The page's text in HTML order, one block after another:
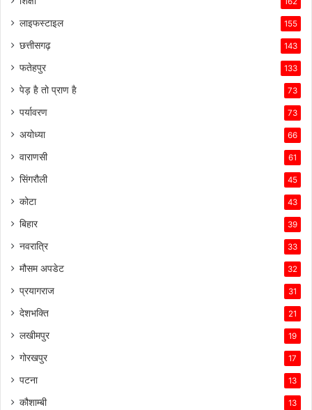
लाइफस्टाइल 155
छत्तीसगढ़ 143
फतेहपुर 133
पेड़ है तो प्राण है 73
पर्यावरण 73
अयोध्या 66
वाराणसी 61
सिंगरौली 45
कोटा 43
बिहार 39
नवरात्रि 33
मौसम अपडेट 32
प्रयागराज 31
देशभक्ति 21
लखीमपुर 19
गोरखपुर 17
पटना 13
कौशाम्बी 13